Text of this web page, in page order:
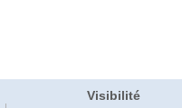
Visibilité